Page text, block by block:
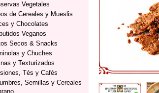
Vegetales
de Cereales y Mueslis
y Chocolates
Veganos
Secos & Snacks
y Chuches
y Texturizados
Tés y Cafés
Semillas y Cereales